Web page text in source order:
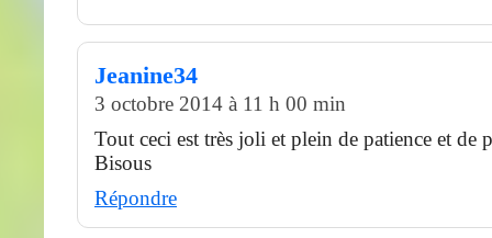
Jeanine34
3 octobre 2014 à 11 h 00 min
Tout ceci est très joli et plein de patience et de
Bisous
Répondre